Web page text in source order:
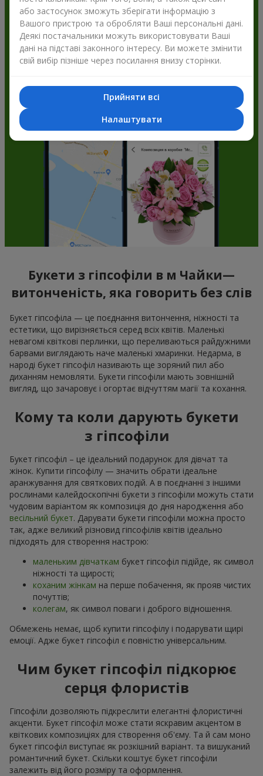
Flowers.ua і отримуйте бонуси
Букети з гіпсофіли в м Чайки—
витонченість, яка говорить без слів
Букет гіпсофіла — це поєднання витончення, ніжності та
естетики, що вирізняється серед всіх квітів. Маленькі
невагомі квіткові перлинки, що переливаються райдужними
барвами виглядають наче маленькі хмаринки. Недарма, в
народі букет гіпсофіл називають ще зоряний пил або
диханням немовляти. Букети гіпсофіли мають зовнішній
вигляд, що зачаровує і огортає відчуттям магії та кохання.
Кому та коли дарують букети
з гіпсофіли
Букет гіпсофіл – це ідеальний подарунок для дівчат та
жінок. Купити гіпсофілу — значить обрати ідеальне
аранжування для святкових подій. А в поєднанні з іншими
рослинами калейдоскопічні букети з гіпсофіли можуть стати
чудовим варіантом як композиція до дня народження або
весільний букет. Дарувати букети гіпсофіли можна просто
так, адже великий різновид гіпсофілів квітів ідеально
підходять для створення настрою:
маленьким дівчаткам букет гіпсофіл підійде, як символ
ніжності та щирості;
коханим жінкам на перше побачення, як прояв чистих
почуттів;
колегам, як символ поваги і доброго відношення.
Обмежень немає, щоб купити гіпсофілу і подарувати щирі
емоції. Адже букет гіпсофіл є повністю універсальним.
Чим букет гіпсофіл підкорює
серця флористів
Гіпсофіли дозволяють підкреслити елегантні флористичні
акценти. Букет гіпсофіл може стати яскравим акцентом в
квіткових композиціях для створення об'єму. Та й сам моно
букет гіпсофіл виступає як розкішний варіант. та вишуканий
романтичний букет. Скільки коштує букет гіпсофіли
залежить від його розміру та оформлення.
або застосунок зможуть зберігати інформацію з
Вашого пристрою та обробляти Ваші персональні дані.
Деякі постачальники можуть використовувати Ваші
дані на підставі законного інтересу. Ви можете змінити
свій вибір пізніше через посилання внизу сторінки.
Прийняти всі
Налаштувати